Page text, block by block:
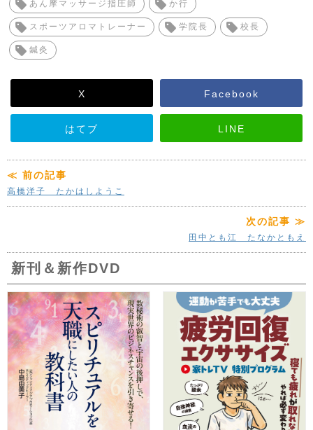
あん摩マッサージ指圧師 か行
スポーツアロマトレーナー 学院長 校長
鍼灸
X Facebook
はてブ LINE
≪ 前の記事
高橋洋子 たかはしようこ
次の記事 ≫
田中とも江 たなかともえ
新刊＆新作DVD